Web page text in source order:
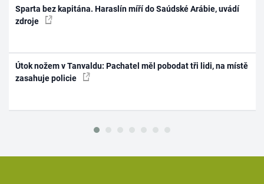
Sparta bez kapitána. Haraslín míří do Saúdské Arábie, uvádí
zdroje
Útok nožem v Tanvaldu: Pachatel měl pobodat tři lidi, na místě
zasahuje policie